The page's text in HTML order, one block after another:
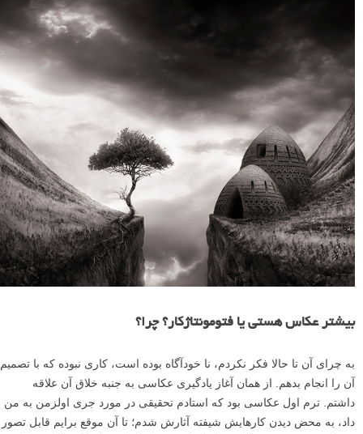
بیشتر عکاس هستی یا فتومونتاژکار؟ چرا؟
به چراى آن تا حالا فکر نکردم، نا خودآگاه بوده است، کارى نبوده که با تصمیم
آن را انجام بدهم. از همان آغاز یادگیرى عکاسى به جنبه خلاق آن علاقه
داشتم. ترم اول عکاسى بود که استادم تحقیقى در مورد جرى اولزمن به من
داد، به محض دیدن کارهایش شیفته آثارش شدم؛ تا آن موقع برایم قابل تصور